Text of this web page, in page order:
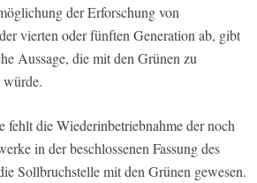
der Erforschung von
vierten oder fünften Generation ab, gibt
Aussage, die mit den Grünen zu
fehlt die Wiederinbetriebnahme der noch
in der beschlossenen Fassung des
Sollbruchstelle mit den Grünen gewesen.